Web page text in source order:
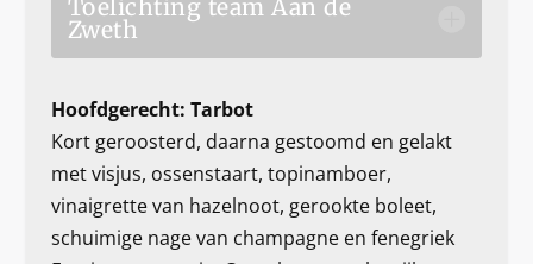
Toelichting team Aan de
Zweth
Hoofdgerecht: Tarbot
Kort geroosterd, daarna gestoomd en gelakt
met visjus, ossenstaart, topinamboer,
vinaigrette van hazelnoot, gerookte boleet,
schuimige nage van champagne en fenegriek